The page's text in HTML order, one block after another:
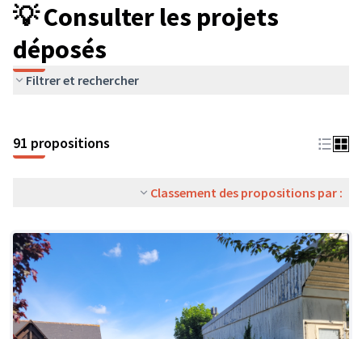
💡 Consulter les projets
déposés
Filtrer et rechercher
91 propositions
Classement des propositions par :